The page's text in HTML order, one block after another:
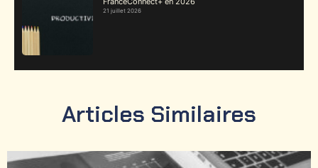
21 juillet 2026
Articles Similaires